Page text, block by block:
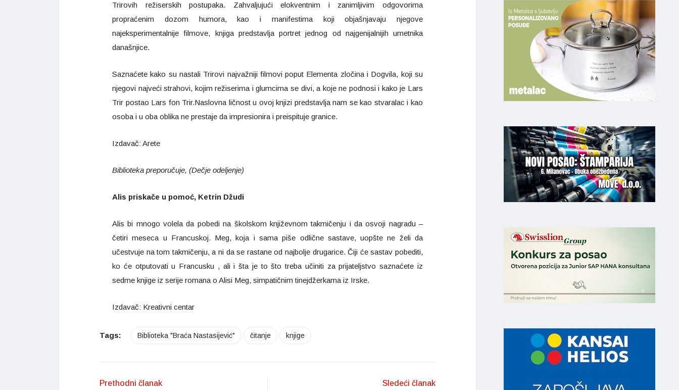
Trirovih režiserskih postupaka. Zahvaljujući elokventnim i zanimljivim odgovorima
propraćenim dozom humora, kao i manifestima koji objašnjavaju njegove
najeksperimentalnije filmove, knjiga predstavlja portret jednog od najgenijalnijih umetnika
današnjice.
Saznaćete kako su nastali Trirovi najvažniji filmovi poput Elementa zločina i Dogvila, koji su
njegovi najveći strahovi, kojim režiserima i glumcima se divi, a koje ne podnosi i kako je Lars
Trir postao Lars fon Trir.Naslovna ličnost u ovoj knjizi predstavlja nam se kao stvaralac i kao
osoba i u oba oblika ne prestaje da impresionira i preispituje granice.
Izdavač: Arete
Biblioteka preporučuje, (Dečje odeljenje)
Alis priskače u pomoć, Ketrin Džudi
Alis bi mnogo volela da pobedi na školskom književnom takmičenju i da osvoji nagradu –
četiri meseca u Francuskoj. Meg, koja i sama piše odlične sastave, uopšte ne želi da
učestvuje na tom takmičenju, a ni da se rastane od najbolje drugarice. Čiji će sastav pobediti,
ko će otputovati u Francusku , ali i šta je to što treba učiniti za prijateljstvo saznaćete iz
sedme knjige iz serije romana o Alisi Meg, simpatičnim tinejdžerkama iz Irske.
Izdavač: Kreativni centar
Tags: Biblioteka "Braća Nastasijević" čitanje knjige
Prethodni članak Sledeći članak